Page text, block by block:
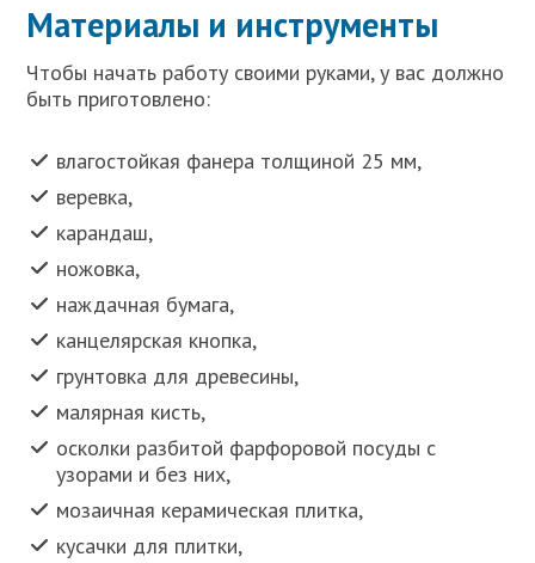
Материалы и инструменты
Чтобы начать работу своими руками, у вас должно
быть приготовлено:
влагостойкая фанера толщиной 25 мм,
веревка,
карандаш,
ножовка,
наждачная бумага,
канцелярская кнопка,
грунтовка для древесины,
малярная кисть,
осколки разбитой фарфоровой посуды с
узорами и без них,
мозаичная керамическая плитка,
кусачки для плитки,